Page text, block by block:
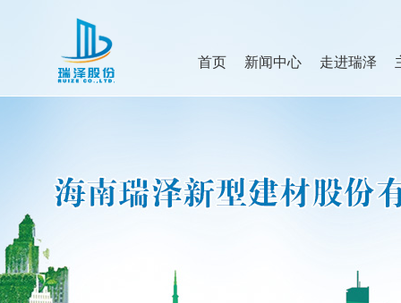
首页 新闻中心 走进瑞泽